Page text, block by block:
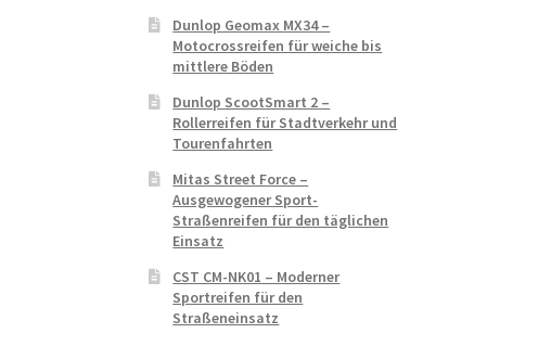
Dunlop Geomax MX34 –
Motocrossreifen für weiche bis
mittlere Böden
Dunlop ScootSmart 2 –
Rollerreifen für Stadtverkehr und
Tourenfahrten
Mitas Street Force –
Ausgewogener Sport-
Straßenreifen für den täglichen
Einsatz
CST CM-NK01 – Moderner
Sportreifen für den
Straßeneinsatz